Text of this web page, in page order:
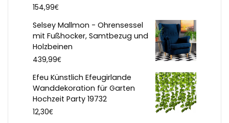
154,99€
Selsey Mallmon - Ohrensessel
mit Fußhocker, Samtbezug und
Holzbeinen
439,99€
Efeu Künstlich Efeugirlande
Wanddekoration für Garten
Hochzeit Party 19732
12,30€